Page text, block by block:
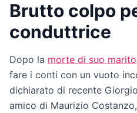
Brutto colpo
conduttrice
Dopo la morte di suo
fare i conti con un vuoto
dichiarato di recente
amico di Maurizio